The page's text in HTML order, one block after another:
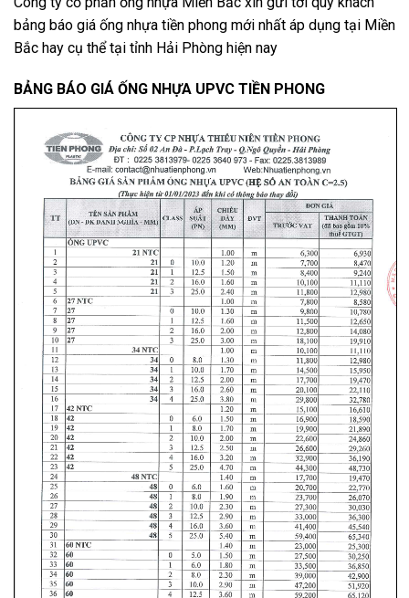
bảng báo giá ống nhựa tiền phong mới nhất áp dụng tại Miền
Bắc hay cụ thể tại tỉnh Hải Phòng hiện nay
BẢNG BÁO GIÁ ỐNG NHỰA UPVC TIỀN PHONG